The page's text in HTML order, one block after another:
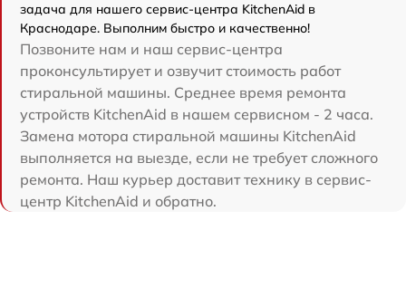
задача для нашего сервис-центра KitchenAid в
Краснодаре. Выполним быстро и качественно!
Позвоните нам и наш сервис-центра
проконсультирует и озвучит стоимость работ
стиральной машины. Среднее время ремонта
устройств KitchenAid в нашем сервисном - 2 часа.
Замена мотора стиральной машины KitchenAid
выполняется на выезде, если не требует сложного
ремонта. Наш курьер доставит технику в сервис-
центр KitchenAid и обратно.